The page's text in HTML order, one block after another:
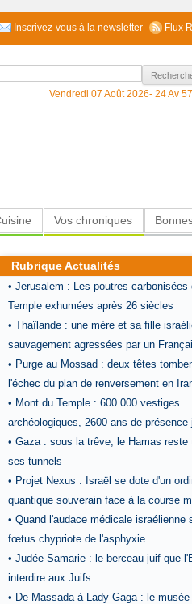
Inscrivez-vous à la newsletter Flux
Vendredi 07 Août 2026- 24 Av
Vos chroniques
Rubrique Actualités
• Jerusalem : Les poutres carbonisées
Temple exhumées après 26 siècles
• Thaïlande : une mère et sa fille
sauvagement agressées par un
• Purge au Mossad : deux têtes
l'échec du plan de renversement en
• Mont du Temple : 600 000 vestiges
archéologiques, 2600 ans de présence
• Gaza : sous la trêve, le Hamas reste
ses tunnels
• Projet Nexus : Israël se dote d'un
quantique souverain face à la course
• Quand l'audace médicale israélienne
fœtus chypriote de l'asphyxie
• Judée-Samarie : le berceau juif que
interdire aux Juifs
• De Massada à Lady Gaga : le musée